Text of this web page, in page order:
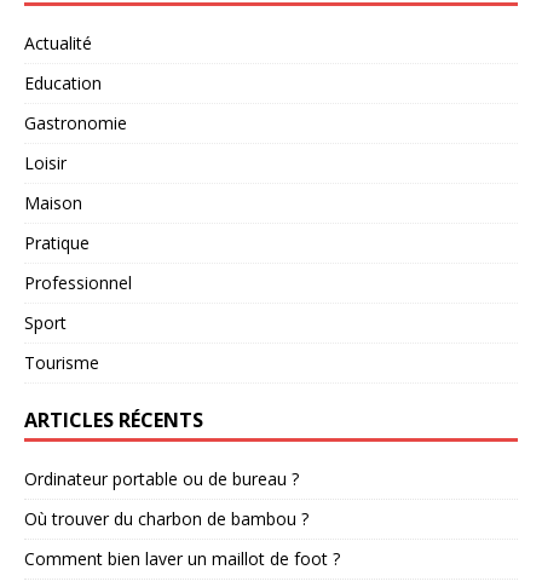
Actualité
Education
Gastronomie
Loisir
Maison
Pratique
Professionnel
Sport
Tourisme
ARTICLES RÉCENTS
Ordinateur portable ou de bureau ?
Où trouver du charbon de bambou ?
Comment bien laver un maillot de foot ?